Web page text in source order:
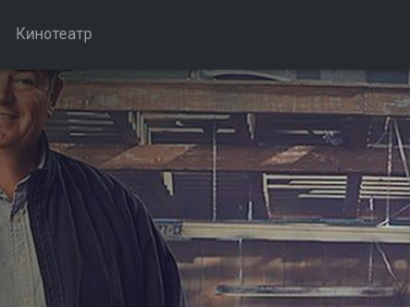
Кинотеатр